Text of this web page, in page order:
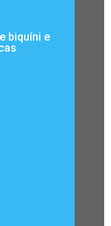
biquíni e